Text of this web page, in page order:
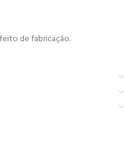
de fabricação.